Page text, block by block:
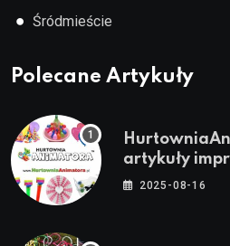
● Śródmieście
Polecane Artykuły
artykuły
stroje i
2025-08-16